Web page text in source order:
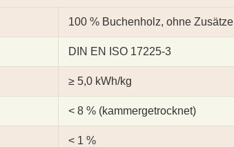
100 % Buchenholz, ohne Zusätze
DIN EN ISO 17225-3
≥ 5,0 kWh/kg
< 8 % (kammergetrocknet)
< 1 %